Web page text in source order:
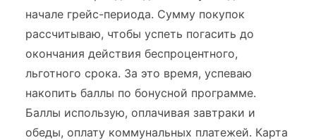
начале грейс-периода. Сумму покупок
рассчитываю, чтобы успеть погасить до
окончания действия беспроцентного,
льготного срока. За это время, успеваю
накопить баллы по бонусной программе.
Баллы использую, оплачивая завтраки и
обеды, оплату коммунальных платежей. Карта